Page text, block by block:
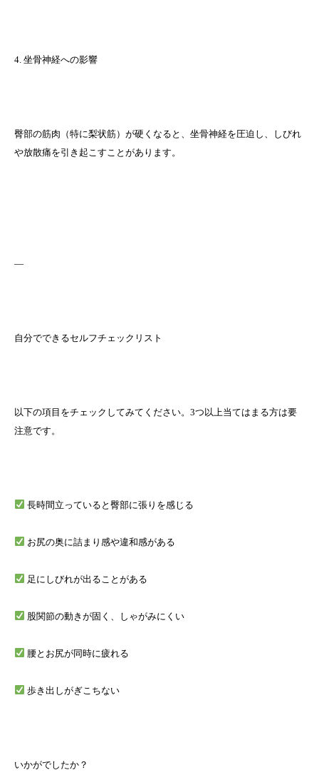
4. 坐骨神経への影響
臀部の筋肉（特に梨状筋）が硬くなると、坐骨神経を圧迫し、しびれ
や放散痛を引き起こすことがあります。
—
自分でできるセルフチェックリスト
以下の項目をチェックしてみてください。3つ以上当てはまる方は要
注意です。
長時間立っていると臀部に張りを感じる
お尻の奥に詰まり感や違和感がある
足にしびれが出ることがある
股関節の動きが固く、しゃがみにくい
腰とお尻が同時に疲れる
歩き出しがぎこちない
いかがでしたか？